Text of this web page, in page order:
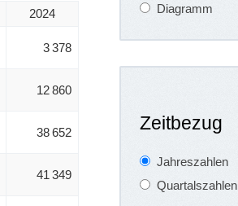
2024
3 378
12 860
38 652
41 349
Diagramm
Zeitbezug
Jahreszahlen
Quartalszahlen